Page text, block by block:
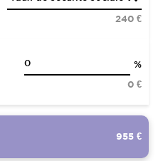
240 €
%
0 €
955 €